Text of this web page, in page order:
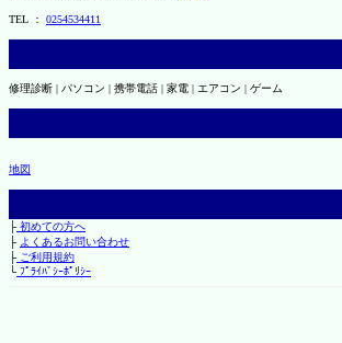
TEL ： 0254534411
修理診断 | パソコン | 携帯電話 | 家電 | エアコン | ゲーム
地図
├初めての方へ
├ よくあるお問い合わせ
├ご利用規約
└ﾌﾟﾗｲﾊﾞｼｰﾎﾟﾘｼｰ